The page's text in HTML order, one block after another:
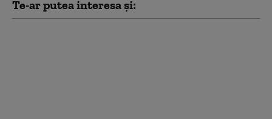
Te-ar putea interesa și: